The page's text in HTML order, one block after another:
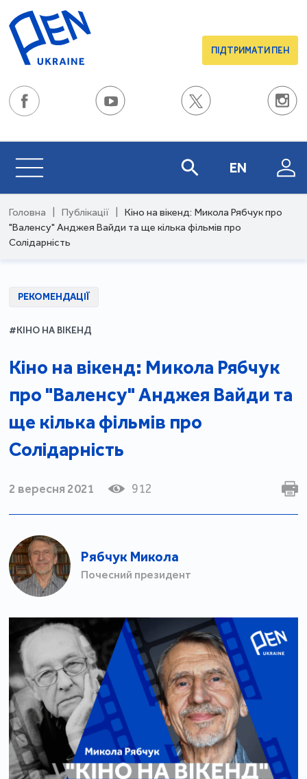
ПІДТРИМАТИ ПЕН
EN
Головна Публікації
Кіно на вікенд: Микола Рябчук про
"Валенсу" Анджея Вайди та ще кілька фільмів про
Солідарність
РЕКОМЕНДАЦІЇ
#КІНО НА ВІКЕНД
Кіно на вікенд: Микола Рябчук
про "Валенсу" Анджея Вайди та
ще кілька фільмів про
Солідарність
2 вересня 2021 912
Рябчук Микола
Почесний президент